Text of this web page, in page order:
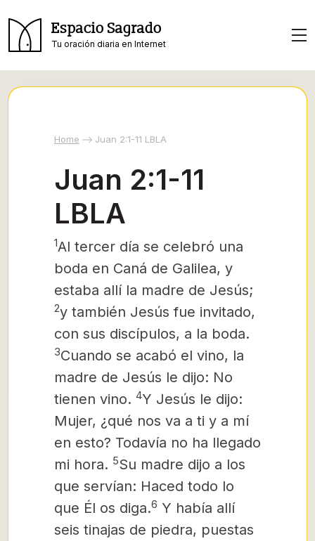
Espacio Sagrado
Tu oración diaria en Internet
Home Juan 2:1-11 LBLA
Juan 2:1-11
LBLA
1Al tercer día se celebró una
boda en Caná de Galilea, y
estaba allí la madre de Jesús;
2y también Jesús fue invitado,
con sus discípulos, a la boda.
3Cuando se acabó el vino, la
madre de Jesús le dijo: No
tienen vino. 4Y Jesús le dijo:
Mujer, ¿qué nos va a ti y a mí
en esto? Todavía no ha llegado
mi hora. 5Su madre dijo a los
que servían: Haced todo lo
que Él os diga.6 Y había allí
seis tinajas de piedra, puestas